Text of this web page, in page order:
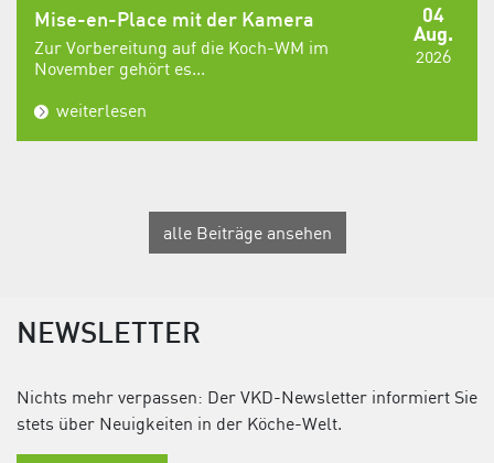
04
Aug.
2026
Mise-en-Place mit der Kamera
Zur Vorbereitung auf die Koch-WM im
November gehört es...
weiterlesen
alle Beiträge ansehen
NEWSLETTER
Nichts mehr verpassen: Der VKD-Newsletter informiert Sie
stets über Neuigkeiten in der Köche-Welt.